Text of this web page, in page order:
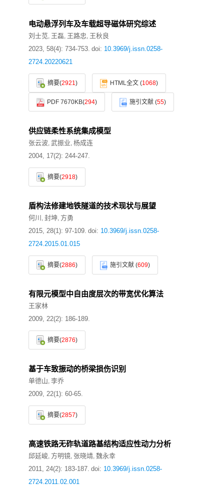
电动悬浮列车及车载超导磁体研究综述
刘士苋, 王磊, 王路忠, 王秋良
2023, 58(4): 734-753. doi: 10.3969/j.issn.0258-
2724.20220621
摘要(2921) HTML全文 (1068)
PDF 7670KB(294) 施引文献 (55)
供应链柔性系统集成模型
张云波, 武振业, 杨成连
2004, 17(2): 244-247.
摘要(2918)
盾构法修建地铁隧道的技术现状与展望
何川 , 封坤, 方勇
2015, 28(1): 97-109. doi: 10.3969/j.issn.0258-
2724.2015.01.015
摘要(2886) 施引文献 (609)
有限元模型中自由度层次的带宽优化算法
王家林
2009, 22(2): 186-189.
摘要(2876)
基于车致振动的桥梁损伤识别
单德山, 李乔
2009, 22(1): 60-65.
摘要(2857)
高速铁路无砟轨道路基结构适应性动力分析
邱延峻, 方明镜, 张晓靖, 魏永幸
2011, 24(2): 183-187. doi: 10.3969/j.issn.0258-
2724.2011.02.001